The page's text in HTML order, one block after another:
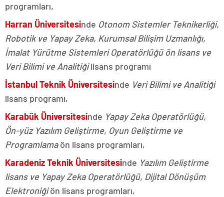
programları,
Harran Üniversitesinde Otonom Sistemler Teknikerliği,
Robotik ve Yapay Zeka, Kurumsal Bilişim Uzmanlığı,
İmalat Yürütme Sistemleri Operatörlüğü ön lisans ve
Veri Bilimi ve Analitiğilisans programı
İstanbul Teknik Üniversitesinde Veri Bilimi ve Analitiği
lisans programı,
Karabük Üniversitesinde Yapay Zeka Operatörlüğü,
Ön-yüz Yazılım Geliştirme, Oyun Geliştirme ve
Programlamaön lisans programları,
Karadeniz Teknik Üniversitesinde Yazılım Geliştirme
lisans ve Yapay Zeka Operatörlüğü, Dijital Dönüşüm
Elektroniğiön lisans programları,